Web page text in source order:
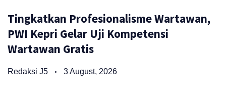
Tingkatkan Profesionalisme Wartawan,
PWI Kepri Gelar Uji Kompetensi
Wartawan Gratis
Redaksi J5 3 August, 2026